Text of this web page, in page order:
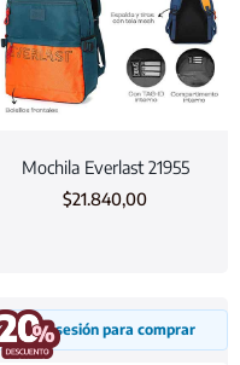
Mochila Everlast 21955
$21.840,00
Inicia sesión para comprar